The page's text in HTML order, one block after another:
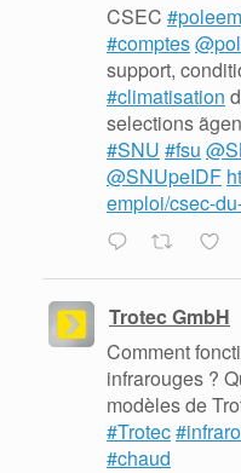
CSEC
#comptes
support,
#climatisation
selections
#SNU #fsu
@SNUpeIDF
emploi/csec-
Trotec GmbH
Comment
infrarouges ?
modèles de
#Trotec
#chaud